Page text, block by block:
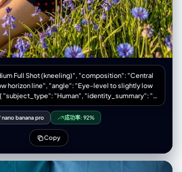
[Describe terrain surface, e.g., desert
Beside it is [Describe Scene 1]. * **[Layer 2
path climbs to [Describe Scene 2]. * **[Layer 3 -
above, [Describe Scene 3]. * **[Layer 4 - Center
zone featuring [Describe Scene 4]. * **
Elevated]:** Rising steeply to [Describe Scene 5].
[Describe Scene 6]. * **[Layer 7 - Top
point featuring [Describe Scene 7]. * *Note:* The
bottom edge shows the **continuous surface
cutaway slice. **[3. The Character's
Name]** appears as a recurring
1. [Action at Layer 1 near the Title]
**No frames, no borders, no cross-
in **[Material Style]** 3D letters casting
"Eye-level to slightly low
dark, windblown hair kneeling in a field.",
side profile view", "eye_details":
lashes", "nose_details": "Straight,
nano banana pro 成功率: 92%
Copy